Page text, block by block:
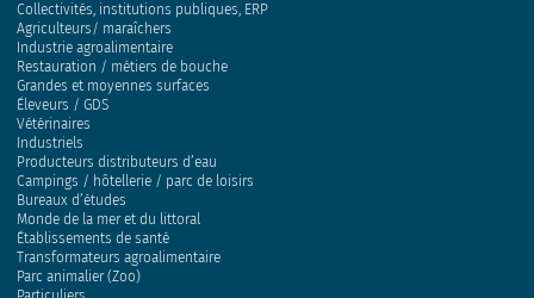
Collectivités, institutions publiques, ERP
Agriculteurs/ maraîchers
Industrie agroalimentaire
Restauration / métiers de bouche
Grandes et moyennes surfaces
Éleveurs / GDS
Vétérinaires
Industriels
Producteurs distributeurs d’eau
Campings / hôtellerie / parc de loisirs
Bureaux d’études
Monde de la mer et du littoral
Établissements de santé
Transformateurs agroalimentaire
Parc animalier (Zoo)